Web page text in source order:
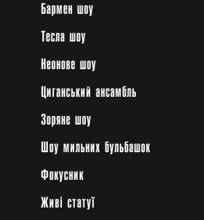
Бармен шоу
Тесла шоу
Неонове шоу
Циганський ансамбль
Зоряне шоу
Шоу мильних бульбашок
Фокусник
Живі статуї